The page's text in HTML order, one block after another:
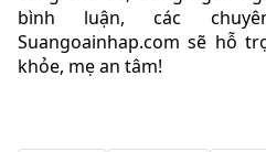
bình luận, các
Suangoainhap.com sẽ hỗ
khỏe, mẹ an tâm!